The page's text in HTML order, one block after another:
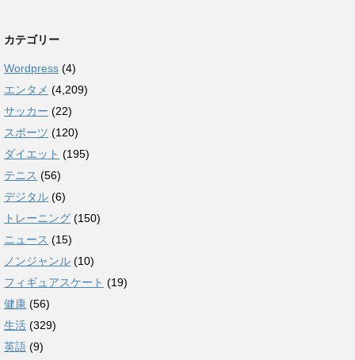
カテゴリー
Wordpress (4)
エンタメ (4,209)
サッカー (22)
スポーツ (120)
ダイエット (195)
テニス (56)
デジタル (6)
トレーニング (150)
ニュース (15)
ノンジャンル (10)
フィギュアスケート (19)
健康 (56)
生活 (329)
英語 (9)